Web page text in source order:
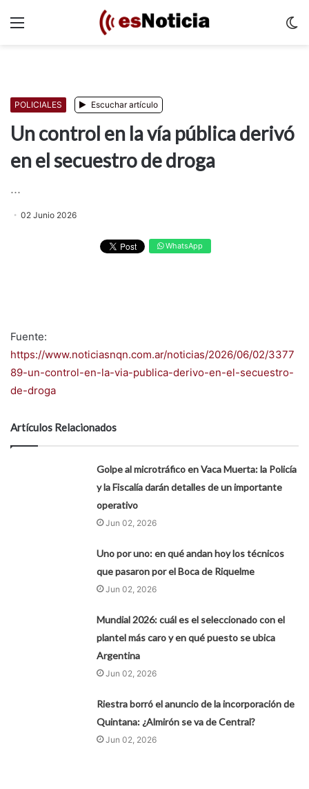
POLICIALES Escuchar artículo
Un control en la vía pública derivó
en el secuestro de droga
...
02 Junio 2026
WhatsApp
Fuente:
https://www.noticiasnqn.com.ar/noticias/2026/06/02/3377
89-un-control-en-la-via-publica-derivo-en-el-secuestro-
de-droga
Artículos Relacionados
Golpe al microtráfico en Vaca Muerta: la Policía
y la Fiscalía darán detalles de un importante
operativo
Jun 02, 2026
Uno por uno: en qué andan hoy los técnicos
que pasaron por el Boca de Riquelme
Jun 02, 2026
Mundial 2026: cuál es el seleccionado con el
plantel más caro y en qué puesto se ubica
Argentina
Jun 02, 2026
Riestra borró el anuncio de la incorporación de
Quintana: ¿Almirón se va de Central?
Jun 02, 2026